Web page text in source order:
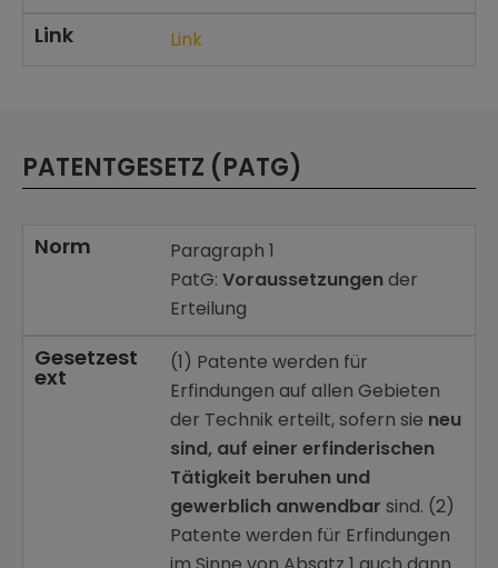
Link Link
PATENTGESETZ (PATG)
Norm
Paragraph 1
PatG: Voraussetzungender
Erteilung
Gesetzest
ext
(1) Patente werden für
Erfindungen auf allen Gebieten
der Technik erteilt, sofern sie neu
sind, auf einer erfinderischen
Tätigkeit beruhen und
gewerblich anwendbar sind. (2)
Patente werden für Erfindungen